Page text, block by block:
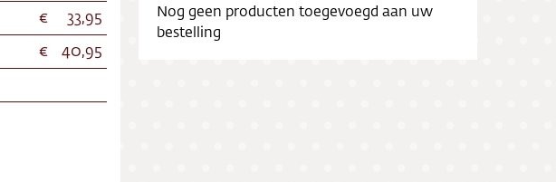
33,95
40,95
Nog geen producten toegevoegd aan uw
bestelling